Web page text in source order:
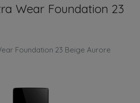
Wear Foundation 23
Foundation 23 Beige Aurore